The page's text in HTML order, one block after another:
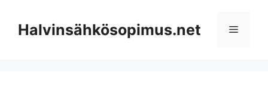
contentHalvinsähkösopimus.net Menu